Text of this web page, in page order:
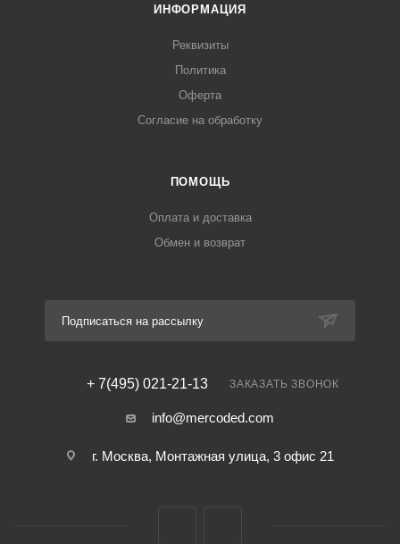
ИНФОРМАЦИЯ
Реквизиты
Политика
Оферта
Согласие на обработку
ПОМОЩЬ
Оплата и доставка
Обмен и возврат
Подписаться на рассылку
+ 7(495) 021-21-13 ЗАКАЗАТЬ ЗВОНОК
info@mercoded.com
г. Москва, Монтажная улица, 3 офис 21